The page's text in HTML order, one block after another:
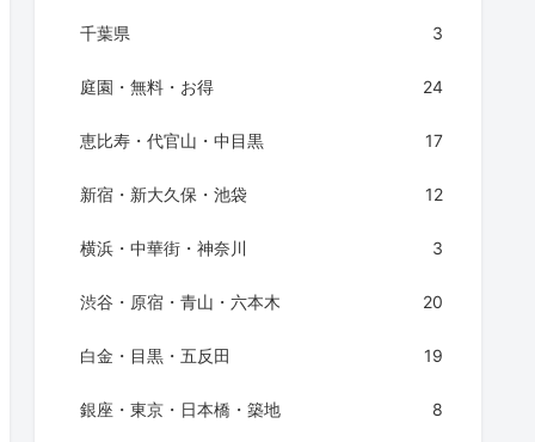
千葉県 3
庭園・無料・お得 24
恵比寿・代官山・中目黒 17
新宿・新大久保・池袋 12
横浜・中華街・神奈川 3
渋谷・原宿・青山・六本木 20
白金・目黒・五反田 19
銀座・東京・日本橋・築地 8